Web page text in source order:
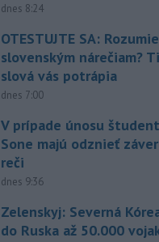
dnes 8:24
OTESTUJTE SA:
slovenským nárečiam?
slová vás potrápia
dnes 7:00
V prípade únosu
Sone majú odznieť
reči
dnes 9:36
Zelenskyj: Severná
do Ruska až 50.000